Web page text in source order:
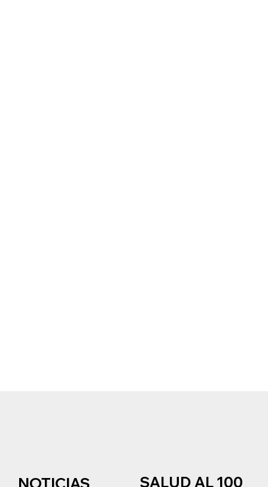
NOTICIAS SALUD AL 100